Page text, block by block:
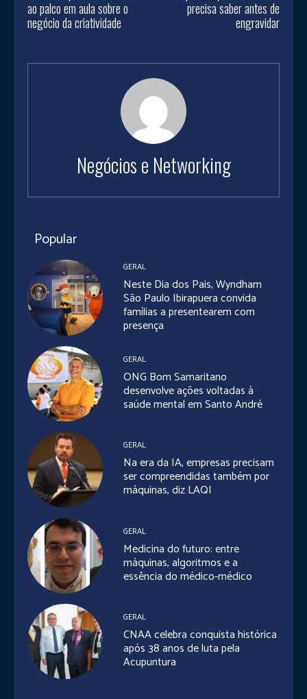
ao palco em aula sobre o
negócio da criatividade
precisa saber antes de
engravidar
Negócios e Networking
Popular
GERAL
Neste Dia dos Pais, Wyndham
São Paulo Ibirapuera convida
famílias a presentearem com
presença
GERAL
ONG Bom Samaritano
desenvolve ações voltadas à
saúde mental em Santo André
GERAL
Na era da IA, empresas precisam
ser compreendidas também por
máquinas, diz LAQI
GERAL
Medicina do futuro: entre
máquinas, algoritmos e a
essência do médico-médico
GERAL
CNAA celebra conquista histórica
após 38 anos de luta pela
Acupuntura